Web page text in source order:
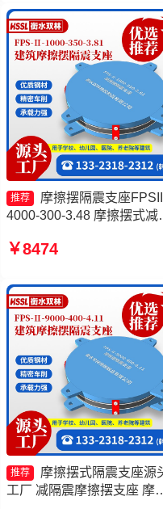
支座价格
推荐
摩擦摆隔震支座
4000-300-3.48 摩擦摆式减
FPSII-6000-300-3.48生产
￥8474
推荐
摩擦摆式隔震支座源
工厂 减隔震摩擦摆支座 摩